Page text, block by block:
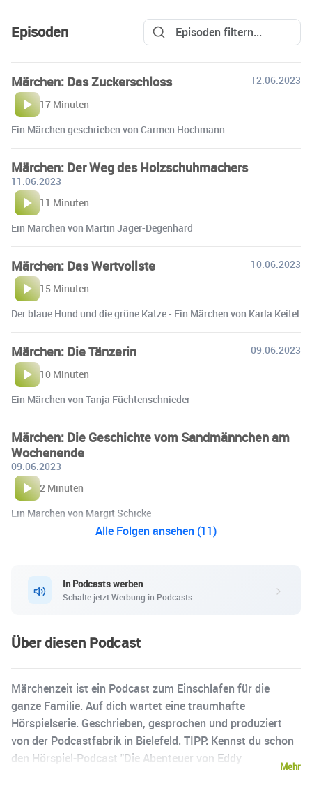
Episoden
Märchen: Das Zuckerschloss
12.06.2023
17 Minuten
Ein Märchen geschrieben von Carmen Hochmann
Märchen: Der Weg des Holzschuhmachers
11.06.2023
11 Minuten
Ein Märchen von Martin Jäger-Degenhard
Märchen: Das Wertvollste
10.06.2023
15 Minuten
Der blaue Hund und die grüne Katze - Ein Märchen von Karla Keitel
Märchen: Die Tänzerin
09.06.2023
10 Minuten
Ein Märchen von Tanja Füchtenschnieder
Märchen: Die Geschichte vom Sandmännchen am
Wochenende
09.06.2023
2 Minuten
Ein Märchen von Margit Schicke
Alle Folgen ansehen (11)
In Podcasts werben
Schalte jetzt Werbung in Podcasts.
Über diesen Podcast
Märchenzeit ist ein Podcast zum Einschlafen für die
ganze Familie. Auf dich wartet eine traumhafte
Hörspielserie. Geschrieben, gesprochen und produziert
von der Podcastfabrik in Bielefeld. TIPP: Kennst du schon
den Hörspiel-Podcast "Die Abenteuer von Eddy
Mehr